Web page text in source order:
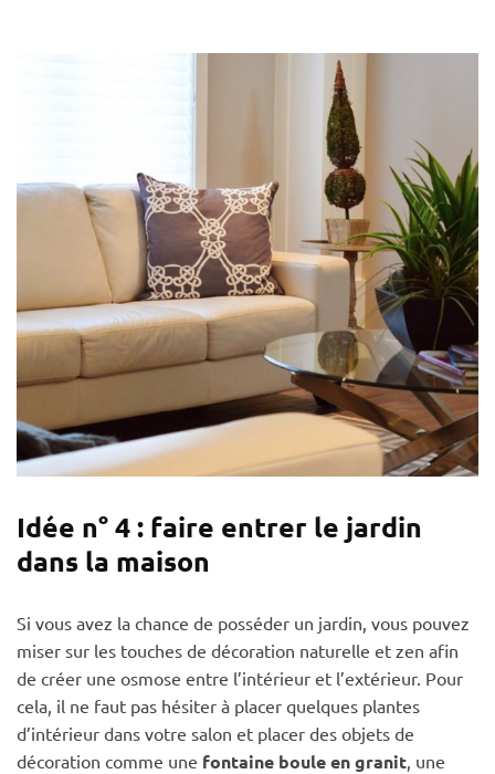
Idée n° 4 : faire entrer le jardin
dans la maison
Si vous avez la chance de posséder un jardin, vous pouvez
miser sur les touches de décoration naturelle et zen afin
de créer une osmose entre l’intérieur et l’extérieur. Pour
cela, il ne faut pas hésiter à placer quelques plantes
d’intérieur dans votre salon et placer des objets de
décoration comme une fontaine boule en granit, une